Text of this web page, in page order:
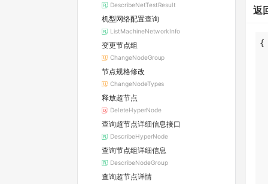
DescribeNetTestResult
机型网络配置查询
ListMachineNetworkInfo
变更节点组
ChangeNodeGroup
节点规格修改
ChangeNodeTypes
释放超节点
DeleteHyperNode
查询超节点详细信息接口
DescribeHyperNode
查询节点组详细信息
DescribeNodeGroup
查询超节点详情
返